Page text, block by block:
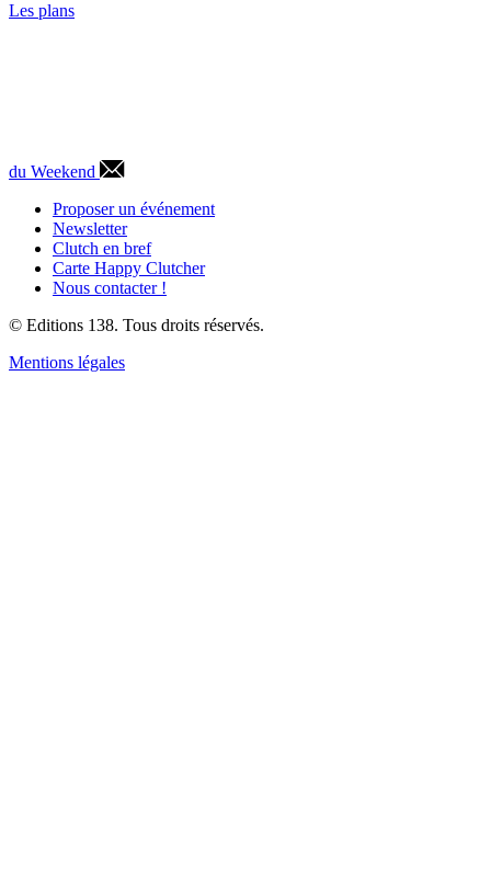
Les plans
du Weekend
Proposer un événement
Newsletter
Clutch en bref
Carte Happy Clutcher
Nous contacter !
© Editions 138. Tous droits réservés.
Mentions légales